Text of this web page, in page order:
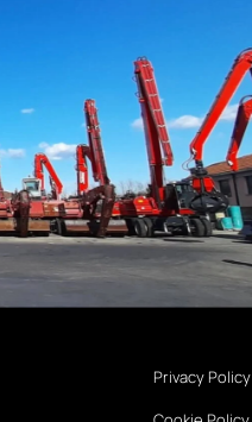
Privacy Policy